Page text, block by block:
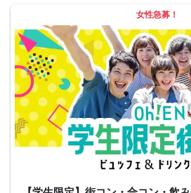
女性急募！